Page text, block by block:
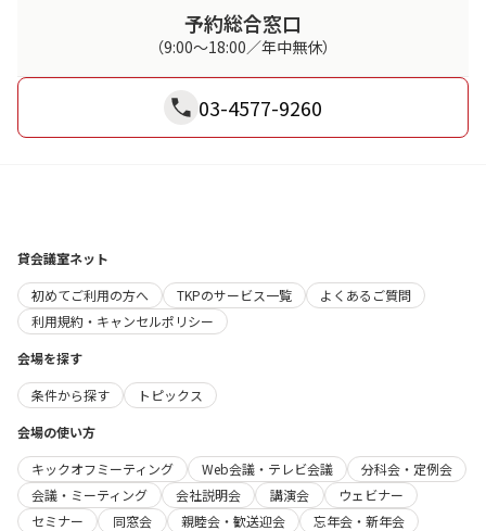
予約総合窓口
（9:00～18:00／年中無休）
03-4577-9260
貸会議室ネット
初めてご利用の方へ
TKPのサービス一覧
よくあるご質問
利用規約・キャンセルポリシー
会場を探す
条件から探す
トピックス
会場の使い方
キックオフミーティング
Web会議・テレビ会議
分科会・定例会
会議・ミーティング
会社説明会 講演会
ウェビナー
セミナー
同窓会 親睦会・歓送迎会
忘年会・新年会